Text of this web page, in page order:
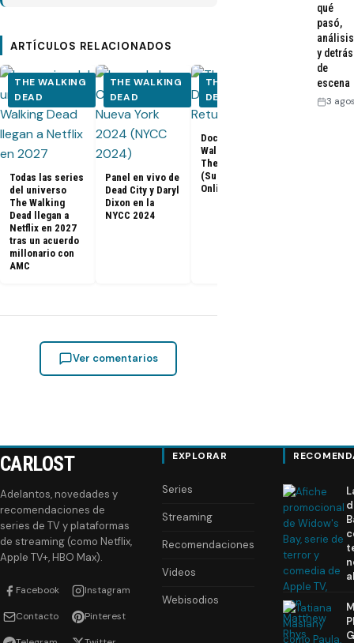
ARTÍCULOS RELACIONADOS
THE WALKING
DEAD
Todas las series
del universo
The Walking
Dead llegan a
Netflix en 2027
tras un acuerdo
millonario con
AMC
THE WALKING
DEAD
Panel en vivo de
Dead City y Daryl
Dixon en la
NYCC 2024
THE WALKING
DEAD
Documental The
Walking Dead:
The Return
(Subtitulado
Online)
THE
DEAD
Ver comentarios
qué
pasó,
análisis
y detrás
de
escena
3
CARLOST
Adelantos, novedades y
recomendaciones de
series de TV y plataformas
de streaming (como Netflix,
Apple TV+, HBO Max).
Facebook Instagram
Contacto Pinterest
EXPLORAR
Series
Streaming
Recomendaciones
Videos
Webisodios